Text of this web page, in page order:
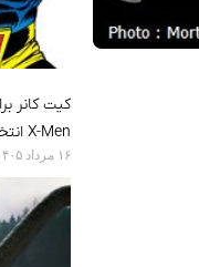
کیت کانر
X-Men انتخاب شد
۱۶ مرداد ۱۴۰۵